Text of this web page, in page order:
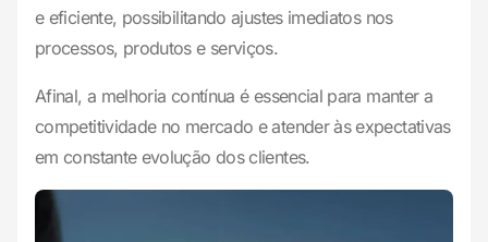
e eficiente, possibilitando ajustes imediatos nos
processos, produtos e serviços.
Afinal, a melhoria contínua é essencial para manter a
competitividade no mercado e atender às expectativas
em constante evolução dos clientes.